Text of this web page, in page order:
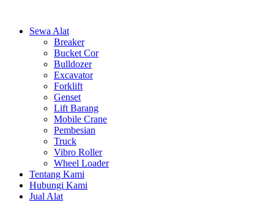
Sewa Alat
Breaker
Bucket Cor
Bulldozer
Excavator
Forklift
Genset
Lift Barang
Mobile Crane
Pembesian
Truck
Vibro Roller
Wheel Loader
Tentang Kami
Hubungi Kami
Jual Alat